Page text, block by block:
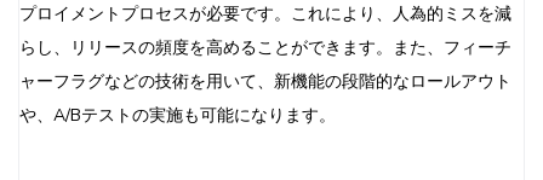
プロイメントプロセスが必要です。これにより、人為的ミスを減
らし、リリースの頻度を高めることができます。また、フィーチ
ャーフラグなどの技術を用いて、新機能の段階的なロールアウト
や、A/Bテストの実施も可能になります。